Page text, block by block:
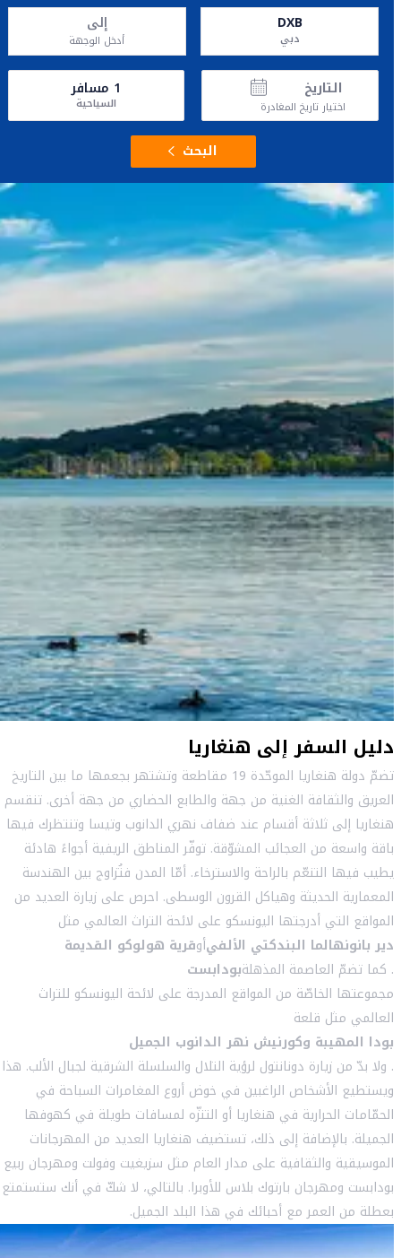
DXB
دبي
إلى
أدخل الوجهة
التاريخ
اختيار تاريخ المغادرة
1 مسافر
السياحية
البحث
دليل السفر إلى هنغاريا
تضمّ دولة هنغاريا الموحّدة 19 مقاطعة وتشتهر بجعمها ما بين التاريخ
العريق والثقافة الغنية من جهة والطابع الحضاري من جهة أخرى. تنقسم
هنغاريا إلى ثلاثة أقسام عند ضفاف نهري الدانوب وتيسا وتنتظرك فيها
باقة واسعة من العجائب المشوّقة. توفّر المناطق الريفية أجواءً هادئة
يطيب فيها التنعّم بالراحة والاسترخاء. أمّا المدن فتُزاوج بين الهندسة
المعمارية الحديثة وهياكل القرون الوسطى. احرص على زيارة العديد من
المواقع التي أدرجتها اليونسكو على لائحة التراث العالمي مثل
دير بانونهالما البندكتي الألفيأوقرية هولوكو القديمة
. كما تضمّ العاصمة المذهلةبودابست
مجموعتها الخاصّة من المواقع المدرجة على لائحة اليونسكو للتراث
العالمي مثل قلعة
بودا المهيبة وكورنيش نهر الدانوب الجميل
. ولا بدّ من زيارة دونانتول لرؤية التلال والسلسلة الشرقية لجبال الألب. هذا
ويستطيع الأشخاص الراغبين في خوض أروع المغامرات السباحة في
الحمّامات الحرارية في هنغاريا أو التنزّه لمسافات طويلة في كهوفها
الجميلة. بالإضافة إلى ذلك، تستضيف هنغاريا العديد من المهرجانات
الموسيقية والثقافية على مدار العام مثل سزيغيت وفولت ومهرجان ربيع
بودابست ومهرجان بارتوك بلاس للأوبرا. بالتالي، لا شكّ في أنك ستستمتع
بعطلة من العمر مع أحبائك في هذا البلد الجميل.